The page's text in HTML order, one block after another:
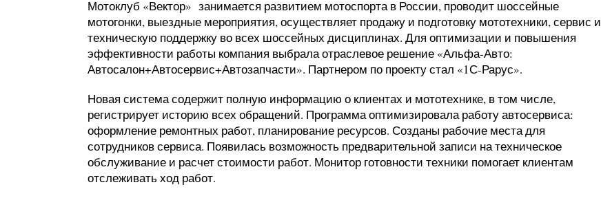
Мотоклуб «Вектор» занимается развитием мотоспорта в России, проводит шоссейные
мотогонки, выездные мероприятия, осуществляет продажу и подготовку мототехники, сервис и
техническую поддержку во всех шоссейных дисциплинах. Для оптимизации и повышения
эффективности работы компания выбрала отраслевое решение «Альфа-Авто:
Автосалон+Автосервис+Автозапчасти». Партнером по проекту стал «1С-Рарус».
Новая система содержит полную информацию о клиентах и мототехнике, в том числе,
регистрирует историю всех обращений. Программа оптимизировала работу автосервиса:
оформление ремонтных работ, планирование ресурсов. Созданы рабочие места для
сотрудников сервиса. Появилась возможность предварительной записи на техническое
обслуживание и расчет стоимости работ. Монитор готовности техники помогает клиентам
отслеживать ход работ.